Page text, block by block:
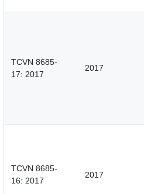
TCVN 8685-
17: 2017
2017
TCVN 8685-
16: 2017
2017